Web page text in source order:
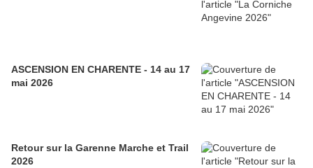
ASCENSION EN CHARENTE - 14 au 17
mai 2026
Retour sur la Garenne Marche et Trail
2026